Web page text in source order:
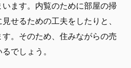
ます。内覧のために部屋の掃
せるための工夫をしたりと、
。そのため、住みながらの売
でしょう。